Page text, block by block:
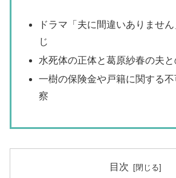
ドラマ「夫に間違いありませ
じ
水死体の正体と葛原紗春の夫
一樹の保険金や戸籍に関する
察
目次